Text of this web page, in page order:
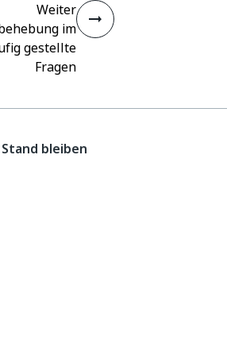
Weiter
im
gestellte
Fragen
bleiben